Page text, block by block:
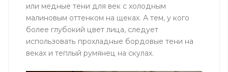
или медные тени для век с холодным
малиновым оттенком на щеках. А тем, у кого
более глубокий цвет лица, следует
использовать прохладные бордовые тени на
веках и теплый румянец на скулах.